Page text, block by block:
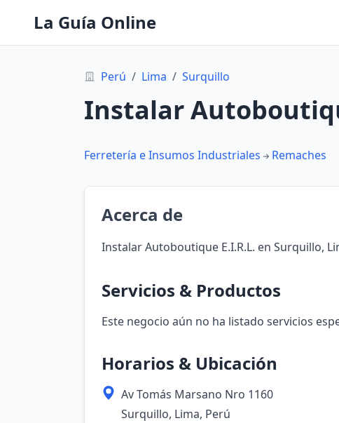
La Guía Online
Perú / Lima / Surquillo
Instalar
Ferretería e Insumos Industriales Remaches
Acerca de
Instalar Autoboutique E.I.R.L. en Surquillo,
Servicios & Productos
Este negocio aún no ha listado servicios
Horarios & Ubicación
Av Tomás Marsano Nro 1160
Surquillo, Lima, Perú